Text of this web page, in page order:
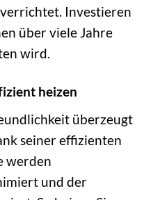
Investieren
über viele Jahre
wird.
heizen
überzeugt
seiner effizienten
werden
und der